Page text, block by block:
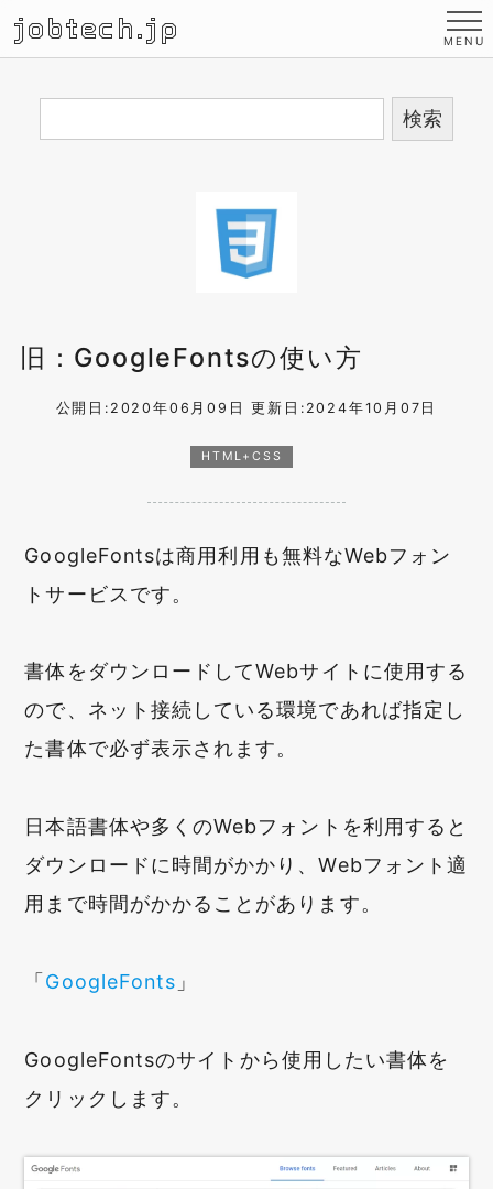
jobtech.jp
旧：GoogleFontsの使い方
公開日:2020年06月09日 更新日:2024年10月07日
HTML+CSS
GoogleFontsは商用利用も無料なWebフォン
トサービスです。
書体をダウンロードしてWebサイトに使用する
ので、ネット接続している環境であれば指定し
た書体で必ず表示されます。
日本語書体や多くのWebフォントを利用すると
ダウンロードに時間がかかり、Webフォント適
用まで時間がかかることがあります。
「 GoogleFonts 」
GoogleFontsのサイトから使用したい書体を
クリックします。